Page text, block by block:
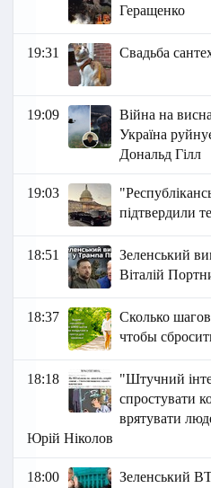
Геращенко
19:31 Свадьба
19:09
Війна на
Україна
Дональд Гілл
19:03
підтвердили
18:51
Зеленський
Віталій
18:37
Сколько
чтобы
18:18
"Штучний
спростувати
врятувати
Юрій Ніколов
18:00
Зеленський